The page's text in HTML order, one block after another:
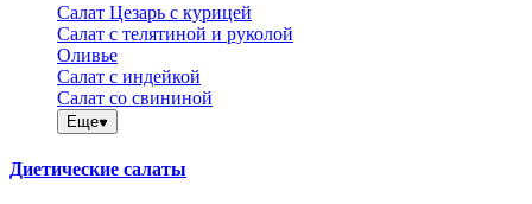
Салат Цезарь с курицей
Салат с телятиной и руколой
Оливье
Салат с индейкой
Салат со свининой
Еще
Диетические салаты